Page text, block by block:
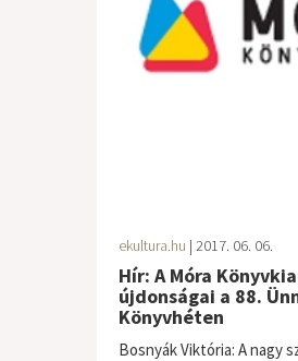
ekultura.hu | 2017. 06. 06.
Hír: A Móra
újdonságai a 88.
Könyvhéten
Bosnyák Viktória: A nagy